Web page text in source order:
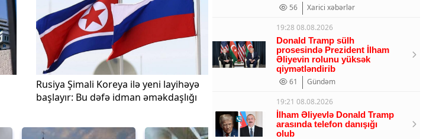
Rusiya Şimali Koreya ilə yeni layihəyə
başlayır: Bu dəfə idman əməkdaşlığı
56
Xarici xəbərlər
19:28 08.08.2026
Donald Tramp sülh
prosesində Prezident İlham
Əliyevin rolunu yüksək
qiymətləndirib
61
Gündəm
19:21 08.08.2026
İlham Əliyevlə Donald Tramp
arasında telefon danışığı
olub